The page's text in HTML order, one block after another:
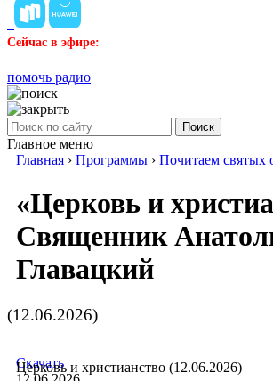
Сейчас в эфире:
помочь радио
Поиск
Главное меню
Главная › Программы › Почитаем святых
«Церковь и
Священник
Главацкий
(12.06.2026)
Церковь и христианство (12.06.2026)
Скачать